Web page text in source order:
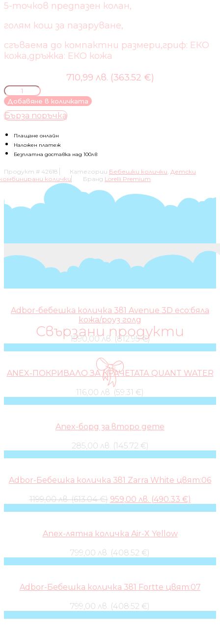
5-точков предпазен колан,
голям кош за пазаруване,
сгъваема до компактни размери,гриф: ЕКО
кожа,дръжка: ЕКО кожа
710,99 лв. (363.52 €)
количество
за
БЕБЕШКА
КОЛИЧКА
ANGEL
Добавяне в количката
Бърза поръчка
Плащане онлайн
Наложен платеж
Безплатна доставка над 100лв
Продукт # 42618 Категории Бебешки колички, Детски
колички
Бранд Lorelli Premium
Свързани продукти
Adbor-бебешка количка 3в1 Avenue 3D eco:бяла
кожа/роуз голд
1590,00 лв. (812.95 €)
ANEX-ПОКРИВАЛО ЗА КРАЧЕТАТА QUANT WATER
116,00 лв. (59.31 €)
Anex-борд за второ дете
285,00 лв. (145.72 €)
Adbor-Бебешка количка 3в1 Zarra White цвят:06
1199,00 лв. (613.04 €) Original
959,00 лв. (490.33 €)
Anex-лятна количка Air-X Yellow
799,00 лв. (408.52 €)
Adbor-Бебешка количка 3в1 Fortte цвят:07
799,00 лв. (408.52 €)